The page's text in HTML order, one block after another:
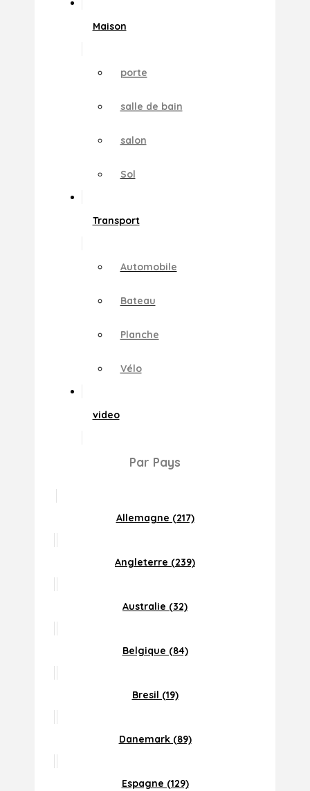
Maison
porte
salle de bain
salon
Sol
Transport
Automobile
Bateau
Planche
Vélo
video
Par Pays
Allemagne (217)
Angleterre (239)
Australie (32)
Belgique (84)
Bresil (19)
Danemark (89)
Espagne (129)